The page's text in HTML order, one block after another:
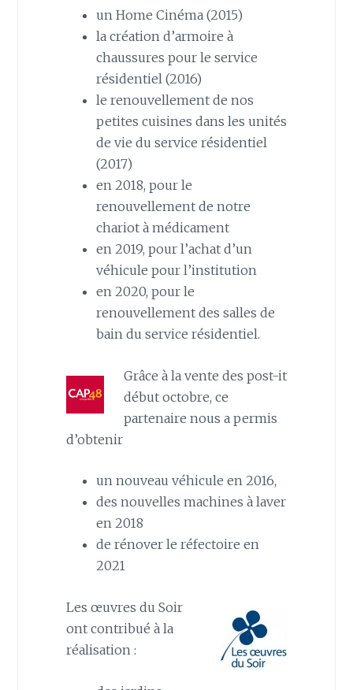
un Home Cinéma (2015)
la création d’armoire à
chaussures pour le service
résidentiel (2016)
le renouvellement de nos
petites cuisines dans les unités
de vie du service résidentiel
(2017)
en 2018, pour le
renouvellement de notre
chariot à médicament
en 2019, pour l’achat d’un
véhicule pour l’institution
en 2020, pour le
renouvellement des salles de
bain du service résidentiel.
Grâce à la vente des post-it
début octobre, ce
partenaire nous a permis
d’obtenir
un nouveau véhicule en 2016,
des nouvelles machines à laver
en 2018
de rénover le réfectoire en
2021
Les œuvres du Soir
ont contribué à la
réalisation :